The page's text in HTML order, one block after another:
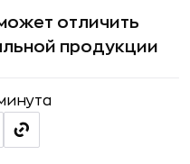
отличить
продукции